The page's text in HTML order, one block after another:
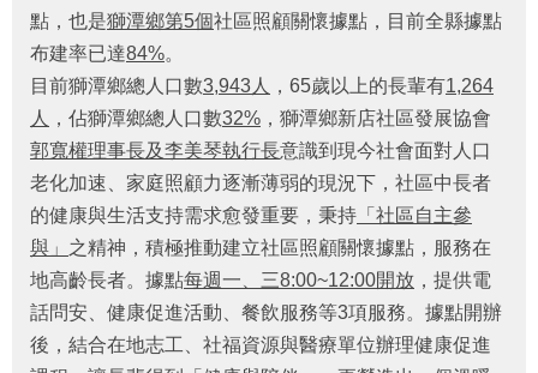
規
章
公
佈
欄
便
民
服
務
社
會
福
點，也是獅潭鄉第5個社區照顧關懷據點，目前全縣據點
布建率已達84%。
目前獅潭鄉總人口數3,943 人 ，65歲以上的長輩有1,264
人
，佔獅潭鄉總人口數32% ，獅潭鄉新店社區發展協會
郭寬權理事長及李美琴執行長意識到現今社會面對人口
老化加速、家庭照顧力逐漸薄弱的現況下，社區中長者
的健康與生活支持需求愈發重要，秉持 「社區自主參
與」 之精神 ，積極推動建立社區照顧關懷據點，服務在
地高齡長者。 據點每週一、三8:00~12:00開放 ，提供電
話問安、健康促進活動、餐飲服務等3項服務。據點開辦
後，結合在地志工、社福資源與醫療單位辦理健康促進